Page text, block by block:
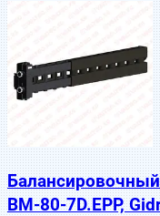
BM-80-7D.EPP,